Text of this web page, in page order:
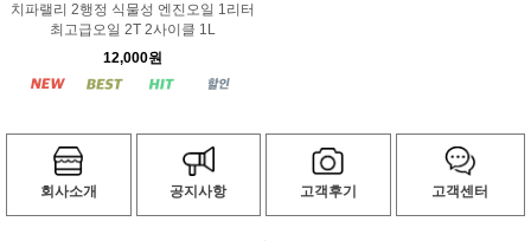
치파랠리 2행정 식물성 엔진오일 1리터
최고급오일 2T 2사이클 1L
12,000원
회사소개 공지사항 고객후기 고객센터